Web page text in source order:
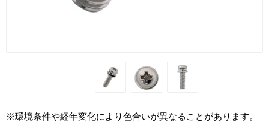
※環境条件や経年変化により色合いが異なることがあります。